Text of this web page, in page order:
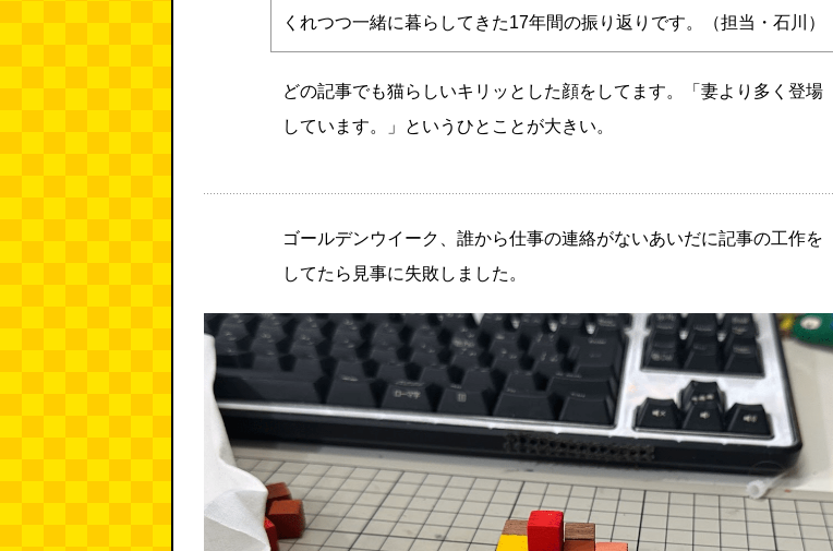
くれつつ一緒に暮らしてきた17年間の振り返りです。（担当・石川）
どの記事でも猫らしいキリッとした顔をしてます。「妻より多く登場
しています。」というひとことが大きい。
ゴールデンウイーク、誰から仕事の連絡がないあいだに記事の工作を
してたら見事に失敗しました。